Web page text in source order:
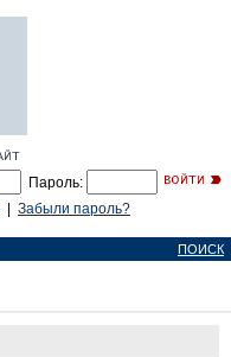
Пароль:
Забыли пароль?
ПОИСК